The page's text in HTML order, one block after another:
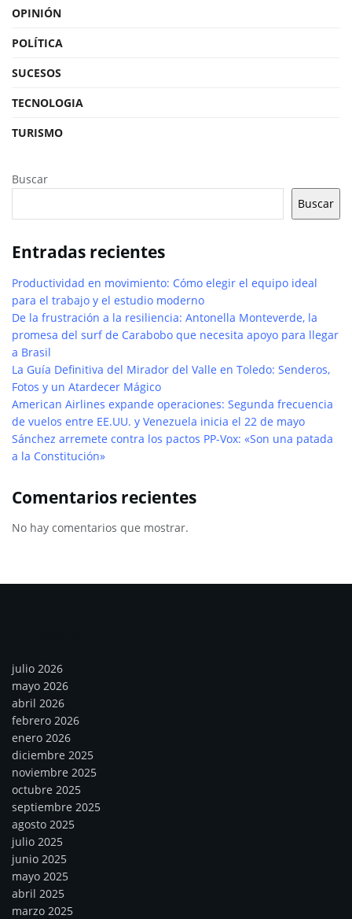
OPINIÓN
POLÍTICA
SUCESOS
TECNOLOGIA
TURISMO
Buscar
Buscar
Entradas recientes
Productividad en movimiento: Cómo elegir el equipo ideal
para el trabajo y el estudio moderno
De la frustración a la resiliencia: Antonella Monteverde, la
promesa del surf de Carabobo que necesita apoyo para llegar
a Brasil
La Guía Definitiva del Mirador del Valle en Toledo: Senderos,
Fotos y un Atardecer Mágico
American Airlines expande operaciones: Segunda frecuencia
de vuelos entre EE.UU. y Venezuela inicia el 22 de mayo
Sánchez arremete contra los pactos PP-Vox: «Son una patada
a la Constitución»
Comentarios recientes
No hay comentarios que mostrar.
julio 2026
mayo 2026
abril 2026
febrero 2026
enero 2026
diciembre 2025
noviembre 2025
octubre 2025
septiembre 2025
agosto 2025
julio 2025
junio 2025
mayo 2025
abril 2025
marzo 2025